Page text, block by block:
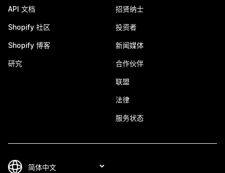
API 文档
Shopify 社区
Shopify 博客
研究
招贤纳士
投资者
新闻媒体
合作伙伴
联盟
法律
服务状态